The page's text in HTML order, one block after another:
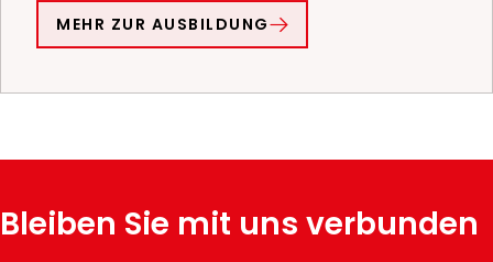
MEHR ZUR AUSBILDUNG
Bleiben Sie mit uns verbunden